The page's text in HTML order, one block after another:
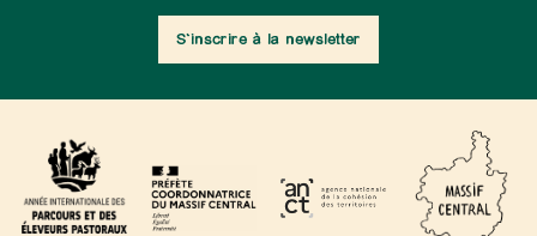
S'inscrire à la newsletter